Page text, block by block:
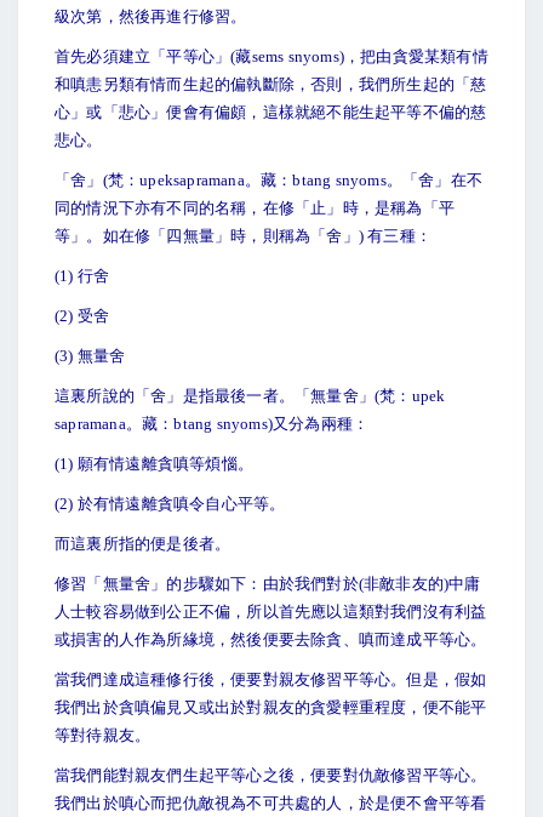
級次第，然後再進行修習。
首先必須建立「平等心」(藏sems snyoms)，把由貪愛某類有情
和嗔恚另類有情而生起的偏執斷除，否則，我們所生起的「慈
心」或「悲心」便會有偏頗，這樣就絕不能生起平等不偏的慈
悲心。
「舍」(梵：upeksapramana。藏：btang snyoms。「舍」在不
同的情況下亦有不同的名稱，在修「止」時，是稱為「平
等」。如在修「四無量」時，則稱為「舍」) 有三種：
(1) 行舍
(2) 受舍
(3) 無量舍
這裏所說的「舍」是指最後一者。「無量舍」(梵：upek
sapramana。藏：btang snyoms)又分為兩種：
(1) 願有情遠離貪嗔等煩惱。
(2) 於有情遠離貪嗔令自心平等。
而這裏所指的便是後者。
修習「無量舍」的步驟如下：由於我們對於(非敵非友的)中庸
人士較容易做到公正不偏，所以首先應以這類對我們沒有利益
或損害的人作為所緣境，然後便要去除貪、嗔而達成平等心。
當我們達成這種修行後，便要對親友修習平等心。但是，假如
我們出於貪嗔偏見又或出於對親友的貪愛輕重程度，便不能平
等對待親友。
當我們能對親友們生起平等心之後，便要對仇敵修習平等心。
我們出於嗔心而把仇敵視為不可共處的人，於是便不會平等看